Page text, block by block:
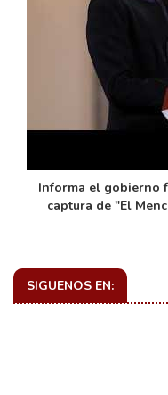
Informa el gobierno
captura de "El
SIGUENOS EN: